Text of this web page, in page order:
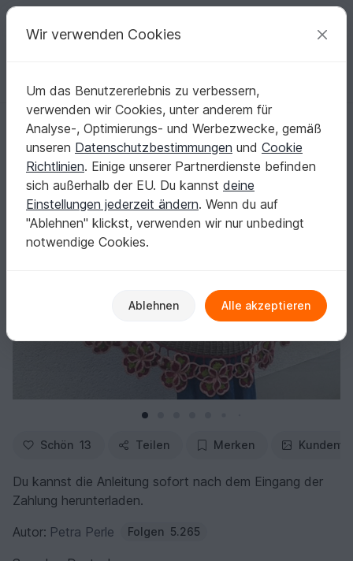
Deine kreativen Ideen
Deutsch | € (EUR) einloggen Kostenlos registrieren
Startseite Häkeln Tücher Halbrundtücher
prachtvolles Tuch „Trachtenzauber“
prachtvolles Tuch „Trachtenzauber“
Schön 13 Teilen Merken
Du kannst die Anleitung sofort nach dem Eingang der
Zahlung herunterladen.
Autor: Petra Perle Folgen 5.265
Wir verwenden Cookies
Um das Benutzererlebnis zu verbessern,
verwenden wir Cookies, unter anderem für
Analyse-, Optimierungs- und Werbezwecke, gemäß
unseren Datenschutzbestimmungen und Cookie
Richtlinien. Einige unserer Partnerdienste befinden
sich außerhalb der EU. Du kannst deine
Einstellungen jederzeit ändern. Wenn du auf
"Ablehnen" klickst, verwenden wir nur unbedingt
notwendige Cookies.
Ablehnen Alle akzeptieren